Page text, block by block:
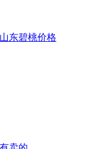
东碧桃价格